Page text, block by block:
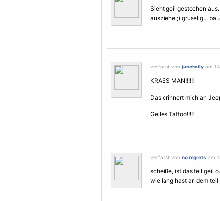
Sieht geil gestochen
ausziehe ;) gruselig...
verfasst von junehaily am
KRASS MAN!!!!!!
Das erinnert mich an
Geiles Tattoo!!!!!
verfasst von no regrets am
scheiße, ist das teil geil
wie lang hast an dem teil